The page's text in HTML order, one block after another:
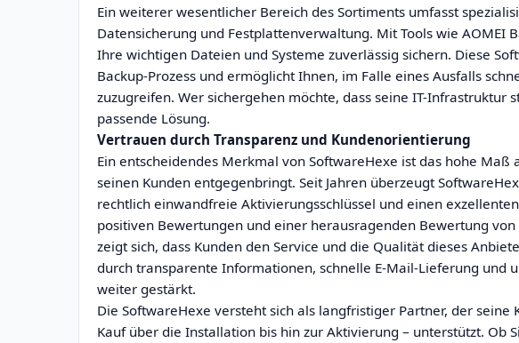
Ein weiterer wesentlicher Bereich des Sortiments umfasst
Datensicherung und Festplattenverwaltung. Mit Tools wie AOMEI
Ihre wichtigen Dateien und Systeme zuverlässig sichern. Diese
Backup-Prozess und ermöglicht Ihnen, im Falle eines Ausfalls
zuzugreifen. Wer sichergehen möchte, dass seine IT-Infrastruktur
passende Lösung.
Vertrauen durch Transparenz und Kundenorientierung
Ein entscheidendes Merkmal von SoftwareHexe ist das hohe Maß
seinen Kunden entgegenbringt. Seit Jahren überzeugt
rechtlich einwandfreie Aktivierungsschlüssel und einen
positiven Bewertungen und einer herausragenden Bewertung
zeigt sich, dass Kunden den Service und die Qualität dieses
durch transparente Informationen, schnelle E-Mail-Lieferung und
weiter gestärkt.
Die SoftwareHexe versteht sich als langfristiger Partner, der seine
Kauf über die Installation bis hin zur Aktivierung – unterstützt. Ob